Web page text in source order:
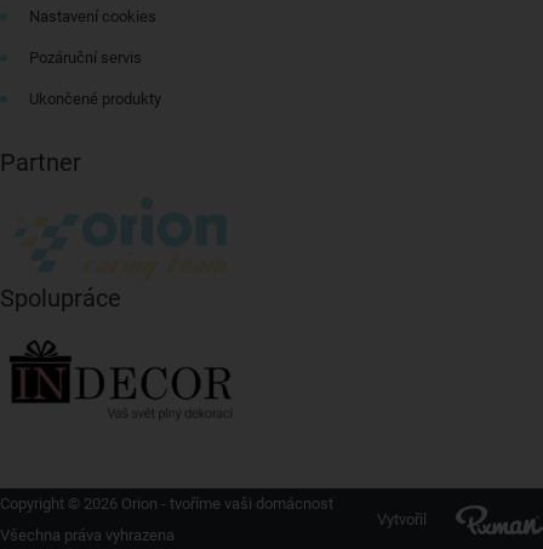
Nastavení cookies
Pozáruční servis
Ukončené produkty
Partner
Spolupráce
Copyright © 2026 Orion - tvoříme vaši domácnost
Všechna práva vyhrazena
Vytvořil